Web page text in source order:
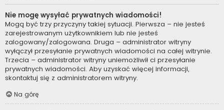
Nie mogę wysyłać prywatnych wiadomości!
Mogą być trzy przyczyny takiej sytuacji. Pierwsza – nie jesteś
zarejestrowanym użytkownikiem lub nie jesteś
zalogowany/zalogowana. Druga – administrator witryny
wyłączył przesyłanie prywatnych wiadomości na całej witrynie.
Trzecia – administrator witryny uniemożliwił ci przesyłanie
prywatnych wiadomości. Aby uzyskać więcej informacji,
skontaktuj się z administratorem witryny.
Na górę